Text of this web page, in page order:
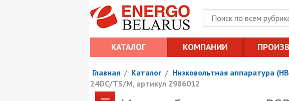
КАТАЛОГ КОМПАНИИ
Главная / Каталог / Низковольтная аппаратура
24DC/TS/M, артикул 2986012